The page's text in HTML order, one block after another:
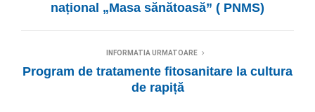
național „Masa sănătoasă” ( PNMS)
INFORMATIA URMATOARE
Program de tratamente fitosanitare la cultura
de rapiță